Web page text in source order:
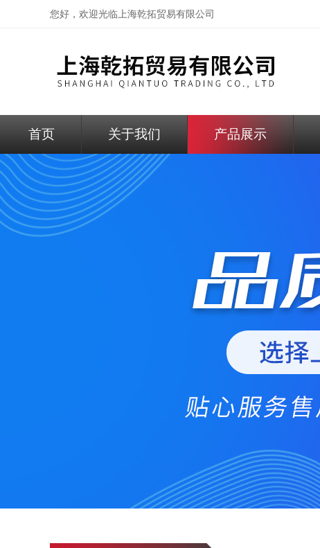
您好，欢迎光临上海乾拓贸易有限公司
首页 关于我们 产品展示